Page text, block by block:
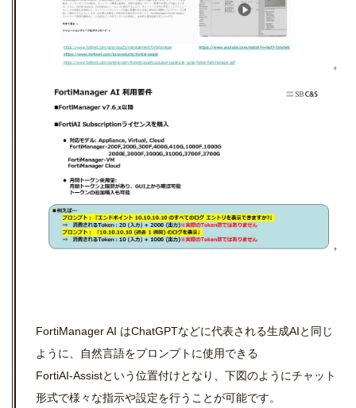
FortiManager AI はChatGPTなどに代表される生成AIと同じ
ように、自然言語をプロンプトに使用できる
FortiAI-Assistという位置付けとなり、下図のようにチャット
形式で様々な指示や設定を行うことが可能です。